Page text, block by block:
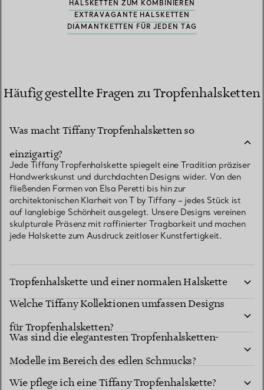
HALSKETTEN ZUM KOMBINIEREN
EXTRAVAGANTE HALSKETTEN
DIAMANTKETTEN FÜR JEDEN TAG
Häufig gestellte Fragen zu Tropfenhalsketten
Was macht Tiffany Tropfenhalsketten so
einzigartig?
Jede Tiffany Tropfenhalskette spiegelt eine Tradition präziser
Handwerkskunst und durchdachten Designs wider. Von den
fließenden Formen von Elsa Peretti bis hin zur
architektonischen Klarheit von T by Tiffany – jedes Stück ist
auf langlebige Schönheit ausgelegt. Unsere Designs vereinen
skulpturale Präsenz mit raffinierter Tragbarkeit und machen
jede Halskette zum Ausdruck zeitloser Kunstfertigkeit.
Tropfenhalskette und einer normalen Halskette
mit Anhänger?
Welche Tiffany Kollektionen umfassen Designs
für Tropfenhalsketten?
Was sind die elegantesten Tropfenhalsketten-
Modelle im Bereich des edlen Schmucks?
Wie pflege ich eine Tiffany Tropfenhalskette?